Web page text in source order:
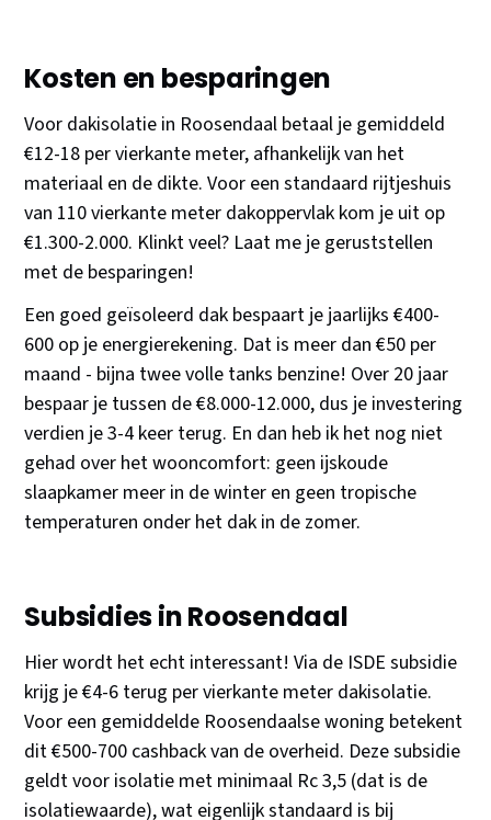
Kosten en besparingen
Voor dakisolatie in Roosendaal betaal je gemiddeld
€12-18 per vierkante meter, afhankelijk van het
materiaal en de dikte. Voor een standaard rijtjeshuis
van 110 vierkante meter dakoppervlak kom je uit op
€1.300-2.000. Klinkt veel? Laat me je geruststellen
met de besparingen!
Een goed geïsoleerd dak bespaart je jaarlijks €400-
600 op je energierekening. Dat is meer dan €50 per
maand - bijna twee volle tanks benzine! Over 20 jaar
bespaar je tussen de €8.000-12.000, dus je investering
verdien je 3-4 keer terug. En dan heb ik het nog niet
gehad over het wooncomfort: geen ijskoude
slaapkamer meer in de winter en geen tropische
temperaturen onder het dak in de zomer.
Subsidies in Roosendaal
Hier wordt het echt interessant! Via de ISDE subsidie
krijg je €4-6 terug per vierkante meter dakisolatie.
Voor een gemiddelde Roosendaalse woning betekent
dit €500-700 cashback van de overheid. Deze subsidie
geldt voor isolatie met minimaal Rc 3,5 (dat is de
isolatiewaarde), wat eigenlijk standaard is bij